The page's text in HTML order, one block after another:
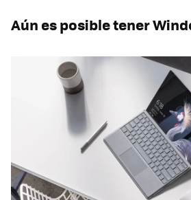
Aún es posible tener